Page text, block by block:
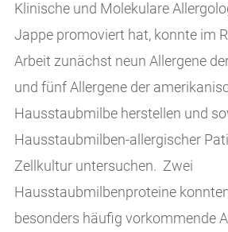
Klinische und Molekulare
Jappe promoviert hat, konnte im
Arbeit zunächst neun Allergene
und fünf Allergene der
Hausstaubmilbe herstellen und
Hausstaubmilben-allergischer
Zellkultur untersuchen. Zwei
Hausstaubmilbenproteine
besonders häufig vorkommende